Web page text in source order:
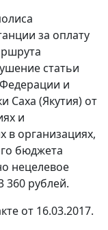
за оплату
статьи
и
Саха (Якутия) от
и
в организациях,
бюджета
нецелевое
360 рублей.
от 16.03.2017.